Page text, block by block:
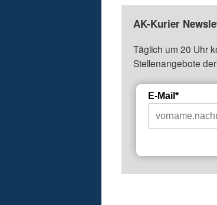
AK-Kurier
Täglich um 20 Uhr
Stellenangebote
E-Mail*